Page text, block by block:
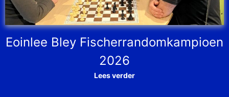
Eoinlee Bley Fischerrandomkampioen
2026
Lees verder